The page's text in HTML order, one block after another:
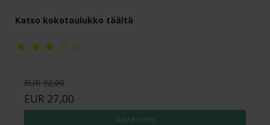
Katso kokotaulukko täältä
EUR 32,00
EUR 27,00
Näytä tuote